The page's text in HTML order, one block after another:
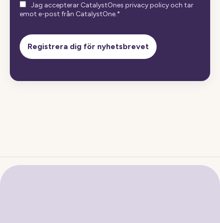
Jag accepterar CatalystOnes privacy policy och tar
emot e-post från CatalystOne.*